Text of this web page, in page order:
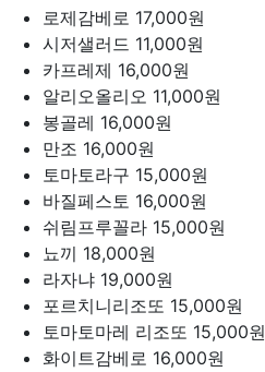
로제감베로 17,000원
시저샐러드 11,000원
카프레제 16,000원
알리오올리오 11,000원
봉골레 16,000원
만조 16,000원
토마토라구 15,000원
바질페스토 16,000원
쉬림프루꼴라 15,000원
뇨끼 18,000원
라자냐 19,000원
포르치니리조또 15,000원
토마토마레 리조또 15,000원
화이트감베로 16,000원